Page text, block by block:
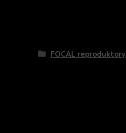
FOCAL reproduktory